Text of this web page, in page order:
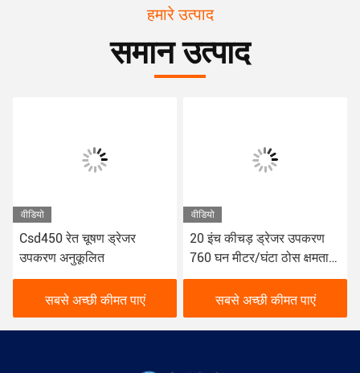
हमारे उत्पाद
समान उत्पाद
वीडियो
Csd450 रेत चूषण ड्रेजर
उपकरण अनुकूलित
सबसे अच्छी कीमत पाएं
वीडियो
20 इंच कीचड़ ड्रेजर उपकरण
760 घन मीटर/घंटा ठोस क्षमता
के साथ
सबसे अच्छी कीमत पाएं